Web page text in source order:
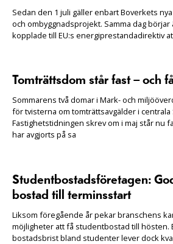
Sedan den 1 juli gäller enbart Boverkets
och ombyggnadsprojekt. Samma dag börjar
kopplade till EU:s energiprestandadirektiv
Tomträttsdom står fast – och
Sommarens två domar i Mark- och
för tvisterna om tomträttsavgälder i centrala
Fastighetstidningen skrev om i maj står nu
har avgjorts på sa
Studentbostadsföretagen:
bostad till terminsstart
Liksom föregående år pekar branschens
möjligheter att få studentbostad till hösten.
bostadsbrist bland studenter lever dock